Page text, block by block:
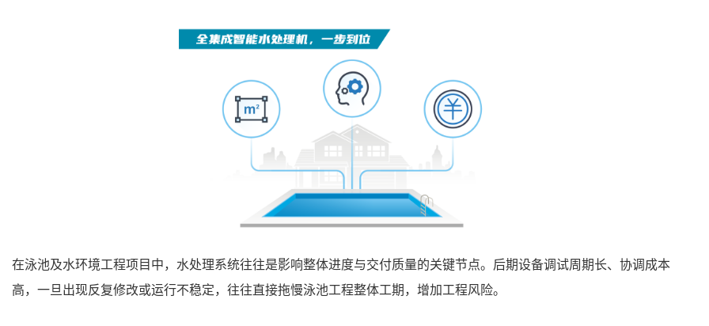
在泳池及水环境工程项目中，水处理系统往往是影响整体进度与交付质量的关键节点。后期设备调试周期长、协调成本
高，一旦出现反复修改或运行不稳定，往往直接拖慢泳池工程整体工期，增加工程风险。